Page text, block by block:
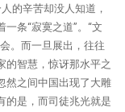
的辛苦却没人知道，
条“寂寞之道”。“文
。而一旦展出，往往
的智慧，惊讶那水平之
然之间中国出现了大雕
的是，而司徒兆光就是